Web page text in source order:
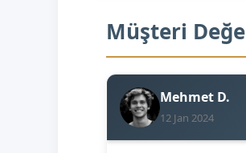
Müşteri
Mehmet D.
12 Jan 2024